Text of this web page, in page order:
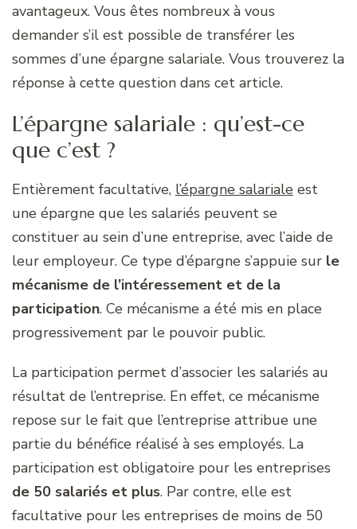
avantageux. Vous êtes nombreux à vous
demander s’il est possible de transférer les
sommes d’une épargne salariale. Vous trouverez la
réponse à cette question dans cet article.
L’épargne salariale : qu’est-ce
que c’est ?
Entièrement facultative, l’épargne salariale est
une épargne que les salariés peuvent se
constituer au sein d’une entreprise, avec l’aide de
leur employeur. Ce type d’épargne s’appuie sur le
mécanisme de l’intéressement et de la
participation. Ce mécanisme a été mis en place
progressivement par le pouvoir public.
La participation permet d’associer les salariés au
résultat de l’entreprise. En effet, ce mécanisme
repose sur le fait que l’entreprise attribue une
partie du bénéfice réalisé à ses employés. La
participation est obligatoire pour les entreprises
de 50 salariés et plus. Par contre, elle est
facultative pour les entreprises de moins de 50